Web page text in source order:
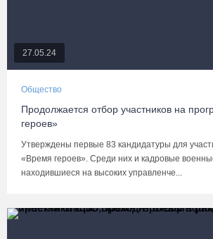
27.05.24
Общество
Продолжается отбор участников на
героев»
Утверждены первые 83 кандидатуры для
«Время героев». Среди них и кадровые
находившиеся на высоких управленче...